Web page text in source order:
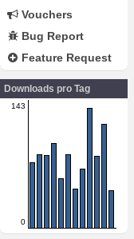
Vouchers
Bug Report
Feature Request
Downloads pro Tag
143
0